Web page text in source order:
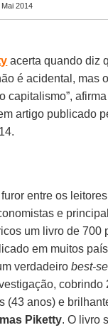
Mai 2014
acerta quando diz
é acidental, mas
capitalismo”,
artigo publicado
entre os
e
um livro de 700
em muitos
verdadeirobest-
cobrindo
(43 anos) e
Piketty. O livro